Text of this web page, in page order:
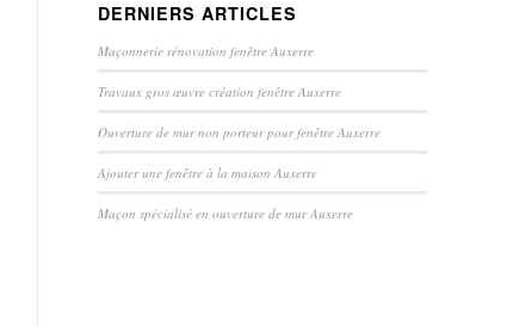
DERNIERS ARTICLES
Maçonnerie rénovation fenêtre Auxerre
Travaux gros œuvre création fenêtre Auxerre
Ouverture de mur non porteur pour fenêtre Auxerre
Ajouter une fenêtre à la maison Auxerre
Maçon spécialisé en ouverture de mur Auxerre